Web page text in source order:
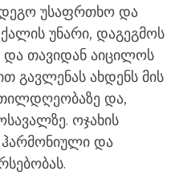
უსაფრთხო და
უნარი, დაგეგმოს
თავიდან აიცილოს
გავლენას ახდენს მის
და,
ოჯახის
ჰარმონიული და